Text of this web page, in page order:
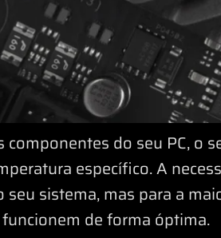
do seu PC, o
específico. A
sistema, mas para a
de forma óptima.